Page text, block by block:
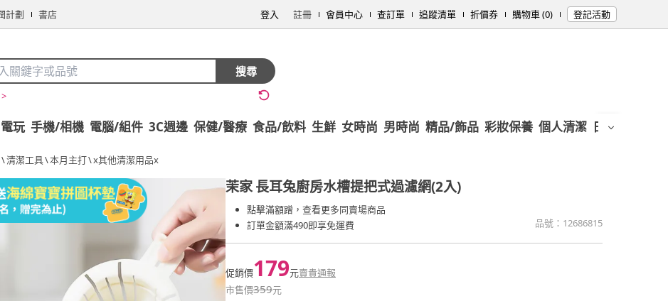
計劃 書店 登入 註冊 會員中心 查訂單 追蹤清單 折價券 購物車 (0) 登記活動
搜尋
電玩 手機/相機 電腦/組件 3C週邊 保健/醫療 食品/飲料 生鮮 女時尚 男時尚 精品/飾品 彩妝保養 個人清潔 日用/紙品
\清潔工具\本月主打\x其他清潔用品x
茉家長耳兔廚房水槽提把式過濾網(2入)
點擊滿額蹭，查看更多同賣場商品
訂單金額滿490即享免運費
品號： 12686815
促銷價179元賣貴通報
市售價359元